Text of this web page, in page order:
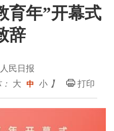
育年”开幕式
辞
民日报
大 中 小 】 打印